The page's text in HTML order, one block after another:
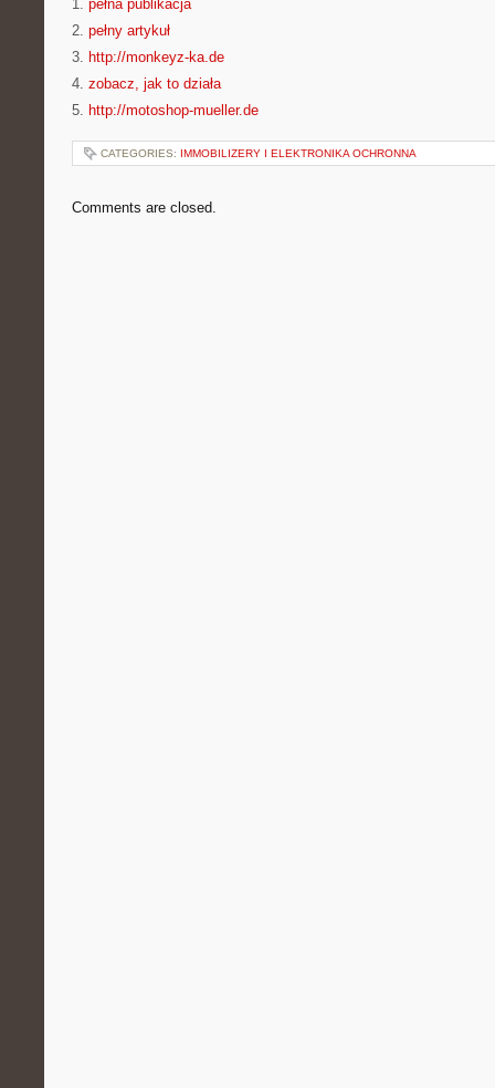
1. pełna publikacja
2. pełny artykuł
3. http://monkeyz-ka.de
4. zobacz, jak to działa
5. http://motoshop-mueller.de
CATEGORIES: IMMOBILIZERY I ELEKTRONIKA OCHRONNA
Comments are closed.